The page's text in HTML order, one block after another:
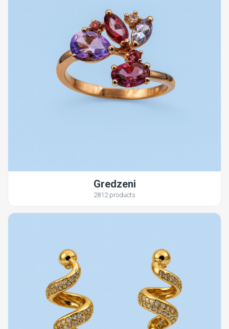
Gredzeni
2812 products